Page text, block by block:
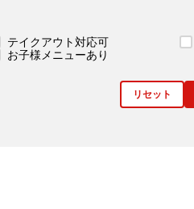
テイクアウト対応可
お子様メニューあり
リセット